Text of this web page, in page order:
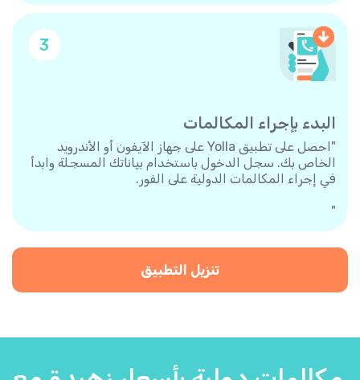
3
البدء بإجراء المكالمات
"احصل على تطبيق Yolla على جهاز الآيفون أو الأندرويد
الخاص بك. سجل الدخول باستخدام بياناتك المسجلة وابدأ
في إجراء المكالمات الدولية على الفور.
"
تنزيل التطبيق